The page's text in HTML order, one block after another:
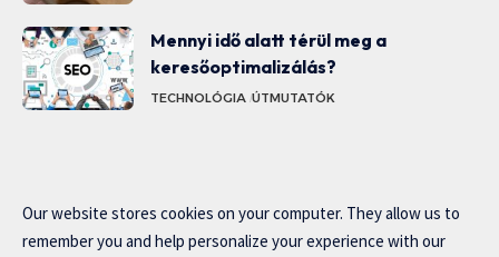
Mennyi idő alatt térül meg a
keresőoptimalizálás?
TECHNOLÓGIA ÚTMUTATÓK
Our website stores cookies on your computer. They allow us to
remember you and help personalize your experience with our